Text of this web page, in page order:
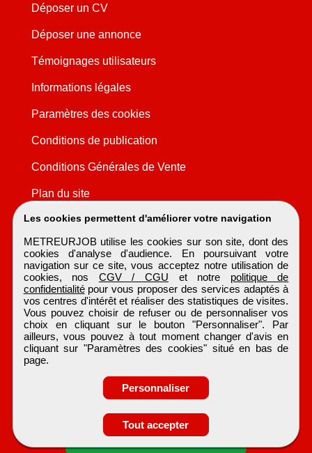
Candidature spontanée
Les cookies permettent d'améliorer votre navigation
METREURJOB utilise les cookies sur son site, dont des
cookies d'analyse d'audience. En poursuivant votre
navigation sur ce site, vous acceptez notre utilisation de
cookies, nos CGV / CGU et notre politique de
confidentialitépour vous proposer des services adaptés à
vos centres d'intérêt et réaliser des statistiques de visites.
Vous pouvez choisir de refuser ou de personnaliser vos
choix en cliquant sur le bouton "Personnaliser". Par
ailleurs, vous pouvez à tout moment changer d'avis en
cliquant sur "Paramètres des cookies" situé en bas de
page.
Personnaliser
Tout accepter
Déposer un CV
Déposer une annonce
Témoignages utilisateurs
Informations légales
Paramètres des cookies
Conditions de publication
Conditions Générales de Vente
Plan du site
METREURJOB
Tous droits réservés © 1999 - 2026